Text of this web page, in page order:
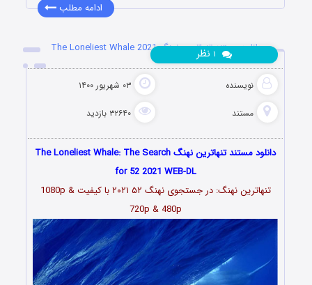
ادامه مطلب
دانلود مستند تنهاترین نهنگ The Loneliest Whale 2021
نویسنده ۰۳ شهریور ۱۴۰۰
مستند ۳۲۶۴۰ بازدید
نظر
دانلود مستند تنهاترین نهنگ The Loneliest Whale: The Search
for 52 2021 WEB-DL
تنهاترین نهنگ: در جستجوی نهنگ ۵۲ ۲۰۲۱ با کیفیت 1080p &
720p & 480p